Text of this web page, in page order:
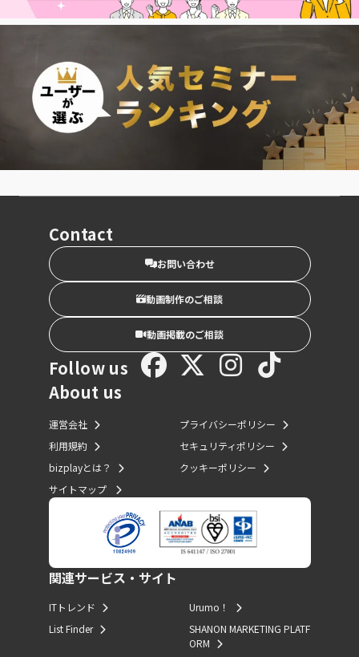
Contact
お問い合わせ
動画制作のご相談
動画掲載のご相談
Follow us
About us
運営会社
利用規約
bizplayとは？
サイトマップ
プライバシーポリシー
セキュリティポリシー
クッキーポリシー
関連サービス・サイト
ITトレンド
List Finder
Urumo！
SHANON MARKETING PLATF
ORM